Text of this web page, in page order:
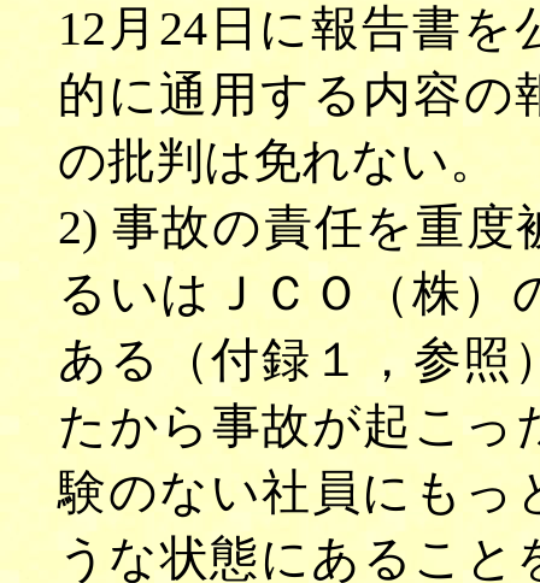
12月24日に報告書
的に通用する内容の
の批判は免れない。
2) 事故の責任を重
るいはＪＣＯ（株）
ある（付録１，参照
たから事故が起こっ
験のない社員にもっ
うな状態にあるこ